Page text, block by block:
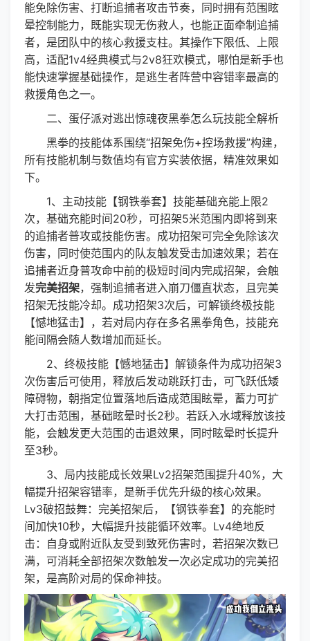
能免除伤害、打断追捕者攻击节奏，同时拥有范围眩
晕控制能力，既能实现无伤救人，也能正面牵制追捕
者，是团队中的核心救援支柱。其操作下限低、上限
高，适配1v4经典模式与2v8狂欢模式，哪怕是新手也
能快速掌握基础操作，是逃生者阵营中容错率最高的
救援角色之一。
二、蛋仔派对逃出惊魂夜黑拳怎么玩技能全解析
黑拳的技能体系围绕“招架免伤+控场救援”构建，
所有技能机制与数值均有官方实装依据，精准效果如
下。
1、主动技能【钢铁拳套】技能基础充能上限2
次，基础充能时间20秒，可招架5米范围内即将到来
的追捕者普攻或技能伤害。成功招架可完全免除该次
伤害，同时使范围内的队友触发受击加速效果；若在
追捕者近身普攻命中前的极短时间内完成招架，会触
发完美招架，强制追捕者进入崩刀僵直状态，且完美
招架无技能冷却。成功招架3次后，可解锁终极技能
【憾地猛击】，若对局内存在多名黑拳角色，技能充
能间隔会随人数增加而延长。
2、终极技能【憾地猛击】解锁条件为成功招架3
次伤害后可使用，释放后发动跳跃打击，可飞跃低矮
障碍物，朝指定位置落地后造成范围眩晕，蓄力可扩
大打击范围，基础眩晕时长2秒。若跃入水域释放该技
能，会触发更大范围的击退效果，同时眩晕时长提升
至3秒。
3、局内技能成长效果Lv2招架范围提升40%，大
幅提升招架容错率，是新手优先升级的核心效果。
Lv3破招鼓舞：完美招架后，【钢铁拳套】的充能时
间加快10秒，大幅提升技能循环效率。Lv4绝地反
击：自身或附近队友受到致死伤害时，若招架次数已
满，可消耗全部招架次数触发一次必定成功的完美招
架，是高阶对局的保命神技。